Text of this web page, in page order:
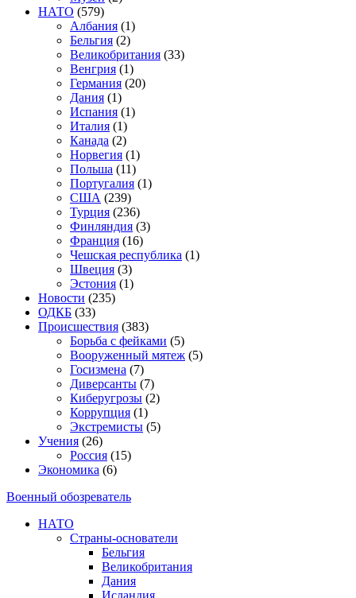
НАТО (579)
Албания (1)
Бельгия (2)
Великобритания (33)
Венгрия (1)
Германия (20)
Дания (1)
Испания (1)
Италия (1)
Канада (2)
Норвегия (1)
Польша (11)
Португалия (1)
США (239)
Турция (236)
Финляндия (3)
Франция (16)
Чешская республика (1)
Швеция (3)
Эстония (1)
Новости (235)
ОДКБ (33)
Происшествия (383)
Борьба с фейками (5)
Вооруженный мятеж (5)
Госизмена (7)
Диверсанты (7)
Киберугрозы (2)
Коррупция (1)
Экстремисты (5)
Учения (26)
Россия (15)
Экономика (6)
Военный обозреватель
НАТО
Страны-основатели
Бельгия
Великобритания
Дания